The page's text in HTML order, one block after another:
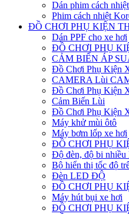
Dán phim cách
Phim cách nhiệt
ĐỒ CHƠI PHỤ KIỆN
Dán PPF cho xe hơi
ĐỒ CHƠI PHỤ
CẢM BIẾN ÁP
Đồ Chơi Phụ Kiện
CAMERA Lùi
Đồ Chơi Phụ Kiện
Cảm Biến Lùi
Đồ Chơi Phụ Kiện
Máy khử mùi ôtô
Máy bơm lốp xe hơi
ĐỒ CHƠI PHỤ
Độ đèn, độ bi nhiều
Bộ hiển thị tốc độ
Đèn LED ĐỘ
ĐỒ CHƠI PHỤ
Máy hút bụi xe hơi
ĐỒ CHƠI PHỤ